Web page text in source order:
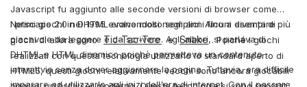
Javascript fu aggiunto alle seconde versioni di browser come
Netscape 2.0 nel 1995 evolvendosi negli anni fino a diventare più
piacevole da leggere e da scrivere. Agli albori, si parlava di
DHTML e HTML dinamico poichè permetteva un contenuto
interattvio senza dover aggiornare la pagina. Tuttavia, era difficile
imparare ad utilizzarlo agli inizi dell'era di internet. Con il passare
I primi giochi in DHTML erano molto semplici. Alcuni esempi di
giochi di allora sono Tic-Tac-Toe e Snake . Poiché i giochi
realizzati con questa tecnologia utilizzano lo standard aperto di
HTML5, questi giochi relativamente vecchi sono ancora giocabili